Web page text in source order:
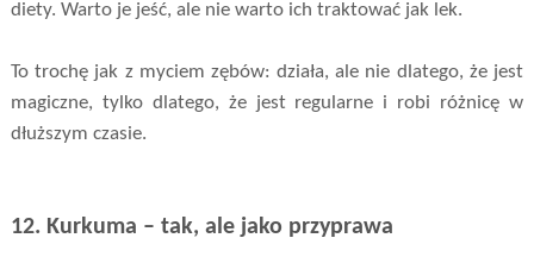
diety. Warto je jeść, ale nie warto ich traktować jak lek.
To trochę jak z myciem zębów: działa, ale nie dlatego, że jest
magiczne, tylko dlatego, że jest regularne i robi różnicę w
dłuższym czasie.
12. Kurkuma – tak, ale jako przyprawa